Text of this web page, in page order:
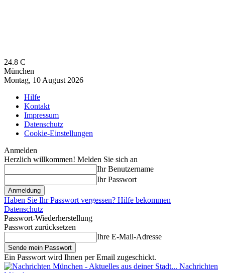
24.8 C
München
Montag, 10 August 2026
Hilfe
Kontakt
Impressum
Datenschutz
Cookie-Einstellungen
Anmelden
Herzlich willkommen! Melden Sie sich an
Ihr Benutzername
Ihr Passwort
Haben Sie Ihr Passwort vergessen? Hilfe bekommen
Datenschutz
Passwort-Wiederherstellung
Passwort zurücksetzen
Ihre E-Mail-Adresse
Ein Passwort wird Ihnen per Email zugeschickt.
Nachrichten